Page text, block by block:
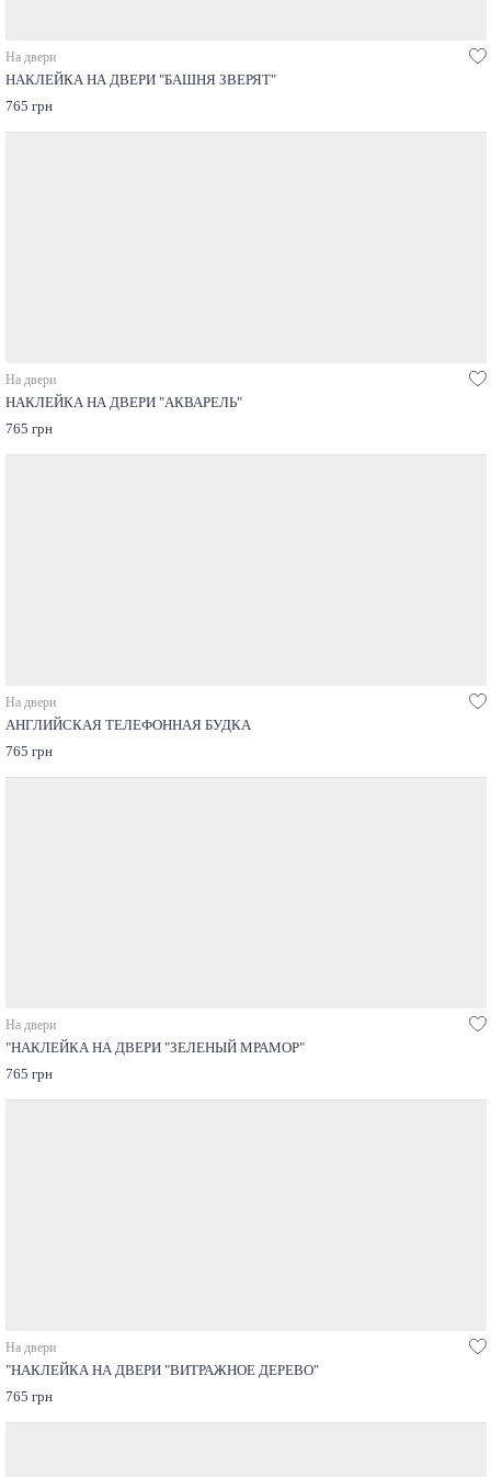
На двери
НАКЛЕЙКА НА ДВЕРИ "БАШНЯ ЗВЕРЯТ"
765 грн
На двери
НАКЛЕЙКА НА ДВЕРИ "АКВАРЕЛЬ"
765 грн
На двери
АНГЛИЙСКАЯ ТЕЛЕФОННАЯ БУДКА
765 грн
На двери
"НАКЛЕЙКА НА ДВЕРИ "ЗЕЛЕНЫЙ МРАМОР"
765 грн
На двери
"НАКЛЕЙКА НА ДВЕРИ "ВИТРАЖНОЕ ДЕРЕВО"
765 грн